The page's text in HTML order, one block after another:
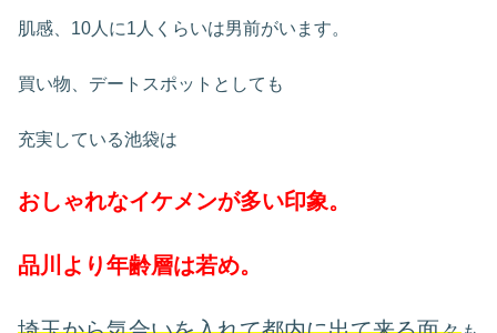
肌感、10人に1人くらいは男前がいます。
買い物、デートスポットとしても
充実している池袋は
おしゃれなイケメンが多い印象。
品川より年齢層は若め。